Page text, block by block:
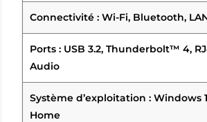
Connectivité : Wi-Fi, Bluetooth,
Ports : USB 3.2, Thunderbolt™ 4,
Audio
Système d’exploitation : Windows
Home